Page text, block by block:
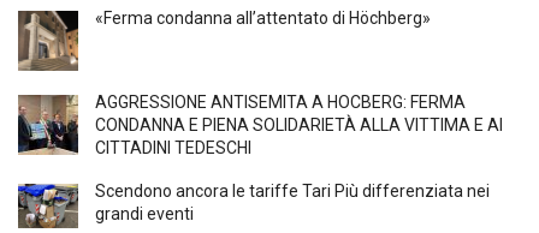
«Ferma condanna all’attentato di Höchberg»
AGGRESSIONE ANTISEMITA A HÖCBERG: FERMA
CONDANNA E PIENA SOLIDARIETÀ ALLA VITTIMA E AI
CITTADINI TEDESCHI
Scendono ancora le tariffe Tari Più differenziata nei
grandi eventi